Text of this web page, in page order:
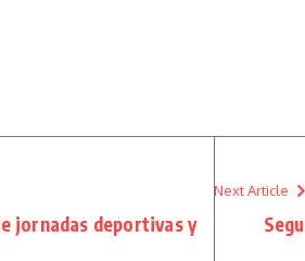
jornadas deportivas y
Next Article